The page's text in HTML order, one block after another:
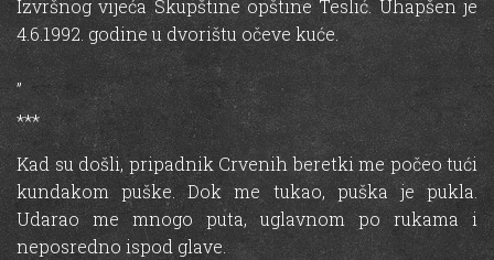
Izvršnog vijeća Skupštine opštine Teslić. Uhapšen je
4.6.1992. godine u dvorištu očeve kuće.
„
***
Kad su došli, pripadnik Crvenih beretki me počeo tući
kundakom puške. Dok me tukao, puška je pukla.
Udarao me mnogo puta, uglavnom po rukama i
neposredno ispod glave.